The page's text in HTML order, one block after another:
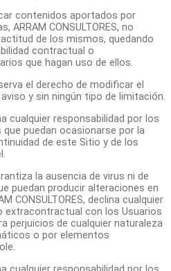
contenidos aportados por
CONSULTORES, no
de los mismos, quedando
contractual o
que hagan uso de ellos.
el derecho de modificar el
y sin ningún tipo de limitación.
cualquier responsabilidad por los
puedan ocasionarse por la
de este Sitio y de los
la ausencia de virus ni de
puedan producir alteraciones en
CONSULTORES, declina cualquier
extracontractual con los Usuarios
perjuicios de cualquier naturaleza
o por elementos